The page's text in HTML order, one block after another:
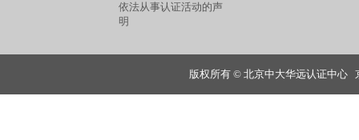
依法从事认证活动的声
明
版权所有 © 北京中大华远认证中心